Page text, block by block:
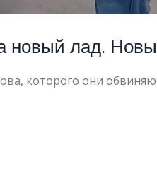
новый лад.
которого они